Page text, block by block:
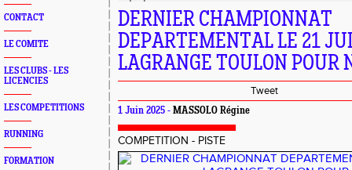
CONTACT
LE COMITE
LES CLUBS - LES
LICENCIES
LES COMPETITIONS
RUNNING
FORMATION
DERNIER CHAMPIONNAT
DEPARTEMENTAL LE 21
LAGRANGE TOULON POUR
Tweet
1 Juin 2025 - MASSOLO Régine
COMPETITION - PISTE